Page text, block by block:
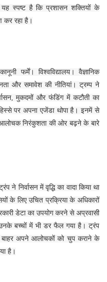
स्पष्ट है कि प्रशासन शक्तियों के
कर रहा है।
फर्में। विश्वविद्यालय। वैज्ञानिक
और समावेश की नीतियां। ट्रम्प ने
मुकदमों और फंडिंग में कटौती का
पर अपना एजेंडा थोपा है। इनमें से
निरंकुशता की ओर बढ़ने के बारे
निर्वासन में वृद्धि का वादा किया था
के लिए उचित प्रक्रिया के अधिकारों
डेटा का उपयोग करने से अप्रवासी
बच्चों में भी डर फैल गया है। ट्रंप
अपने आलोचकों को चुप कराने के
है।